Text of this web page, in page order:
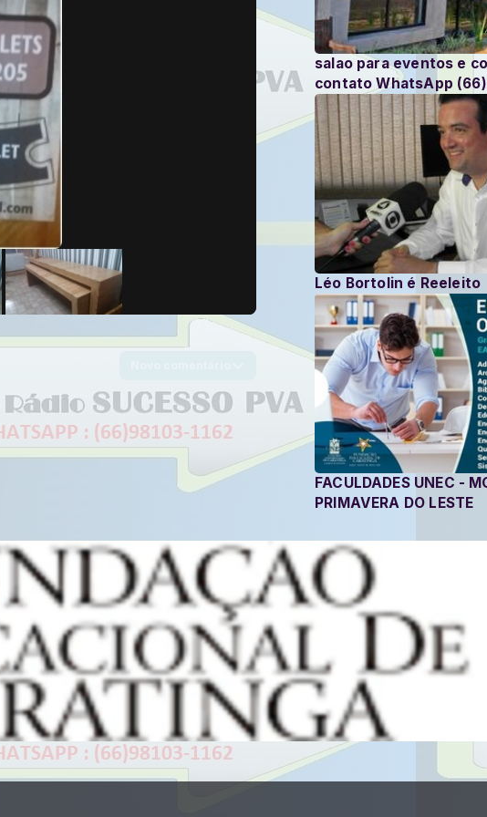
salao para eventos e
contato WhatsApp
Léo Bortolin é Reeleito
FACULDADES UNEC -
PRIMAVERA DO LESTE